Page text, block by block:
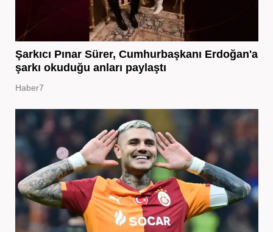
Şarkıcı Pınar Sürer, Cumhurbaşkanı Erdoğan'a
şarkı okuduğu anları paylaştı
Haber7